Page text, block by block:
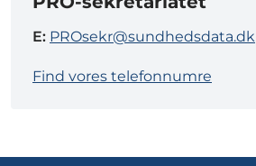
E: PROsekr@sundhedsdata.dk
Find vores telefonnumre